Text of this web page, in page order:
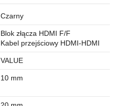
Czarny
Blok złącza HDMI F/F
Kabel przejściowy HDMI-HDMI
VALUE
10 mm